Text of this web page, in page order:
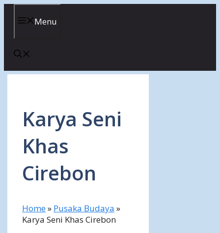
Menu
Karya Seni
Khas
Cirebon
Home» Pusaka Budaya »
Karya Seni Khas Cirebon